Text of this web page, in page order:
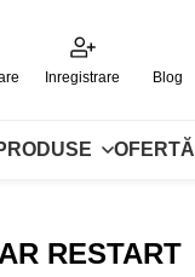
Inregistrare Blog
OFERTĂ
RESTART